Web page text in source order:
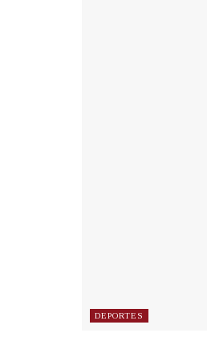
DEPORTES